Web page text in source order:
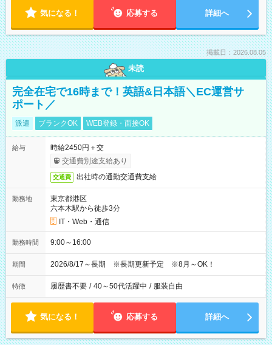
気になる！ 応募する 詳細へ
掲載日：2026.08.05
未読
完全在宅で16時まで！英語&日本語＼EC運営サ
ポート／
派遣 ブランクOK WEB登録・面接OK
給与
時給2450円＋交
交通費別途支給あり
交通費 出社時の通勤交通費支給
勤務地
東京都港区
六本木駅から徒歩3分
IT・Web・通信
勤務時間 9:00～16:00
期間 2026/8/17～長期 ※長期更新予定 ※8月～OK！
特徴 履歴書不要 / 40～50代活躍中 / 服装自由
気になる！ 応募する 詳細へ